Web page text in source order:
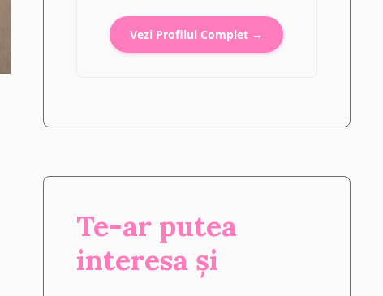
Vezi Profilul Complet →
Te-ar putea
interesa și